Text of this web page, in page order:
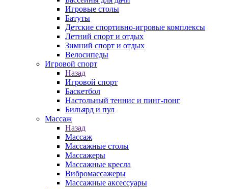
Игровые столы
Батуты
Детские спортивно-игровые комплексы
Летний спорт и отдых
Зимний спорт и отдых
Велосипеды
Игровой спорт
Назад
Игровой спорт
Баскетбол
Настольный теннис и пинг-понг
Бильярд и пул
Массаж
Назад
Массаж
Массажные столы
Массажеры
Массажные кресла
Вибромассажеры
Массажные аксессуары